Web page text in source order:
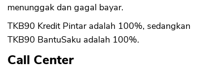
menunggak dan gagal bayar.
TKB90 Kredit Pintar adalah 100%, sedangkan
TKB90 BantuSaku adalah 100%.
Call Center